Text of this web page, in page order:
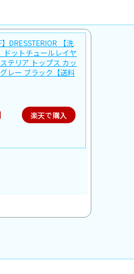
】DRESSTERIOR 【洗
ドットチュールレイヤ
テリア トップス カッ
レー ブラック【送料
楽天で購入